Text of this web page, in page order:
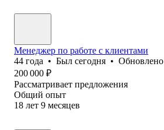
Менеджер по работе с клиентами
44 года • Был сегодня • Обновлено
200 000 ₽
Рассматривает предложения
Общий опыт
18 лет 9 месяцев